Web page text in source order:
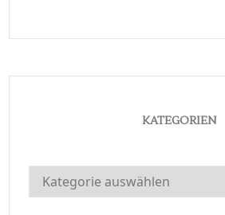
KATEGORIEN
Kategorien